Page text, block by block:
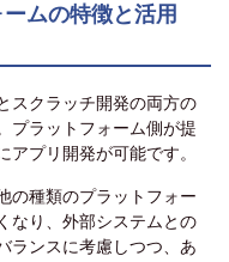
ムの特徴と活用
スクラッチ開発の両方の
プラットフォーム側が提
プリ開発が可能です。
の種類のプラットフォー
なり、外部システムとの
ランスに考慮しつつ、あ